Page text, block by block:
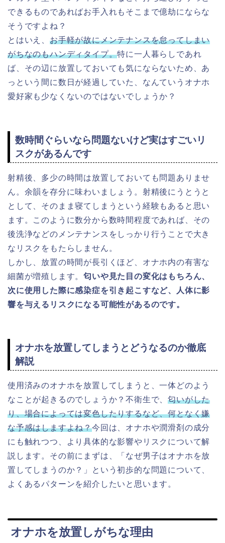
できるものであればお手入れもそこまで億劫にならな
そうですよね？
とはいえ、 お手軽が故にメンテナンスを怠ってしまい
がちなのもハンディタイプ。特に一人暮らしであれ
ば、その辺に放置しておいても気にならないため、あ
っという間に数日が経過していた、なんていうオナホ
愛好家も少なくないのではないでしょうか？
数時間ぐらいなら問題ないけど実はすごいリ
スクがあるんです
射精後、多少の時間は放置しておいても問題ありませ
ん。余韻を存分に味わいましょう。射精後にうとうと
として、そのまま寝てしまうという経験もあると思い
ます。このように数分から数時間程度であれば、その
後洗浄などのメンテナンスをしっかり行うことで大き
なリスクをもたらしません。
しかし、放置の時間が長引くほど、オナホ内の有害な
細菌が増殖します。匂いや見た目の変化はもちろん、
次に使用した際に感染症を引き起こすなど、人体に影
響を与えるリスクになる可能性があるのです。
オナホを放置してしまうとどうなるのか徹底
解説
使用済みのオナホを放置してしまうと、一体どのよう
なことが起きるのでしょうか？不衛生で、匂いがした
り、場合によっては変色したりするなど、何となく嫌
な予感はしますよね？今回は、オナホや潤滑剤の成分
にも触れつつ、より具体的な影響やリスクについて解
説します。その前にまずは、「なぜ男子はオナホを放
置してしまうのか？」という初歩的な問題について、
よくあるパターンを紹介したいと思います。
オナホを放置しがちな理由